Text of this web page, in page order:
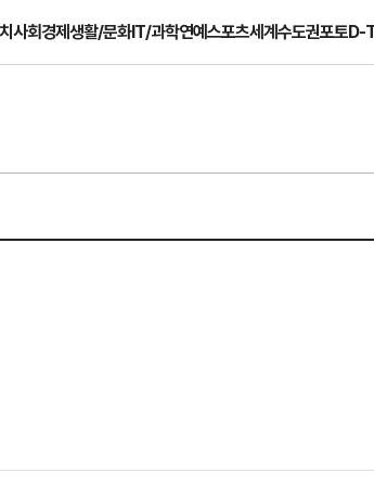
사회경제생활/문화IT/과학연예스포츠세계수도권포토D-